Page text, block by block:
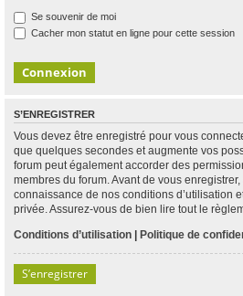
Se souvenir de moi
Cacher mon statut en ligne pour cette session
S’ENREGISTRER
Vous devez être enregistré pour vous
que quelques secondes et augmente vos
forum peut également accorder des
membres du forum. Avant de vous
connaissance de nos conditions d’utilisation
privée. Assurez-vous de bien lire tout le
Conditions d’utilisation | Politique de
S’enregistrer